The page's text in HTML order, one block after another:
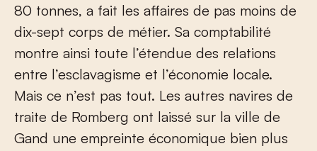
80 tonnes, a fait les affaires de pas moins de
dix-sept corps de métier. Sa comptabilité
montre ainsi toute l’étendue des relations
entre l’esclavagisme et l’économie locale.
Mais ce n’est pas tout. Les autres navires de
traite de Romberg ont laissé sur la ville de
Gand une empreinte économique bien plus